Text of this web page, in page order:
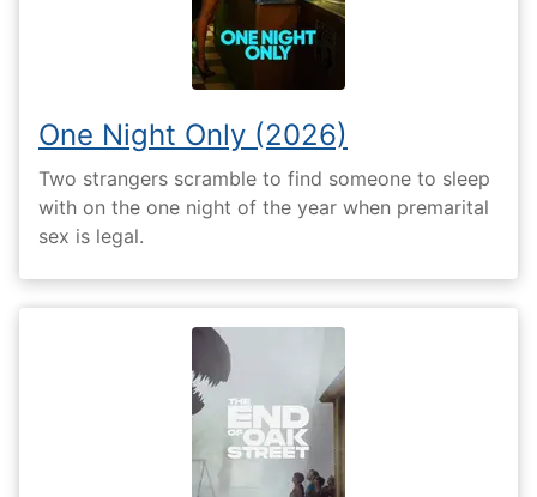
One Night Only (2026)
Two strangers scramble to find someone to sleep
with on the one night of the year when premarital
sex is legal.